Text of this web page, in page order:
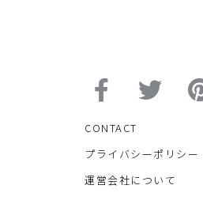
CONTACT
プライバシーポリシー
運営会社について